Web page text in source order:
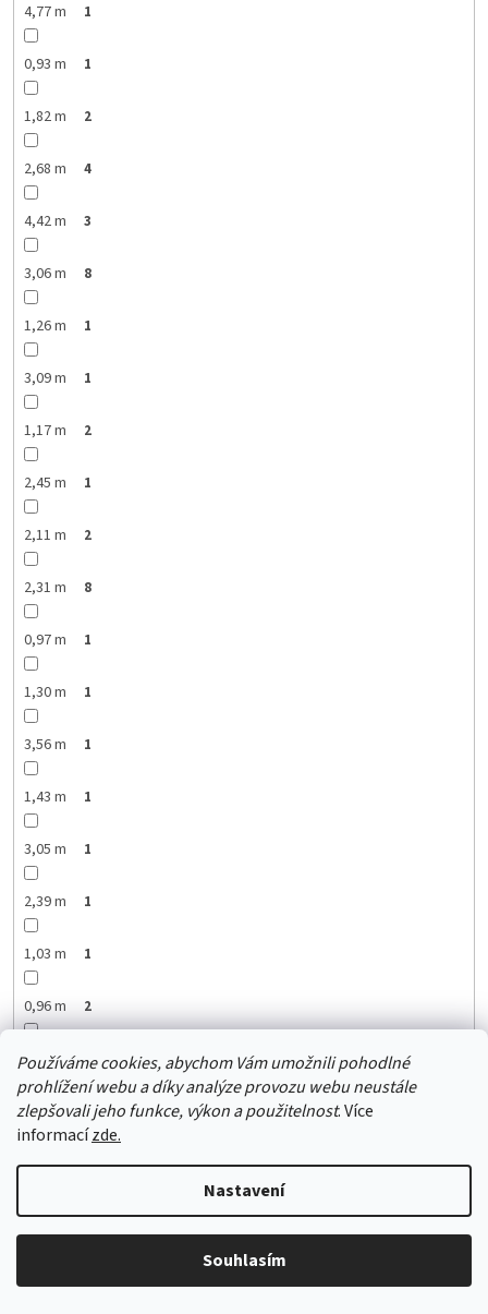
Používáme cookies, abychom Vám umožnili pohodlné
prohlížení webu a díky analýze provozu webu neustále
zlepšovali jeho funkce, výkon a použitelnost. Více
informacízde.
Nastavení
Souhlasím
4,77 m 1
0,93 m 1
1,82 m 2
2,68 m 4
4,42 m 3
3,06 m 8
1,26 m 1
3,09 m 1
1,17 m 2
2,45 m 1
2,11 m 2
2,31 m 8
0,97 m 1
1,30 m 1
3,56 m 1
1,43 m 1
3,05 m 1
2,39 m 1
1,03 m 1
0,96 m 2
1,83 m 1
1,94 m 1
2,50 m 1
3,01 m 1